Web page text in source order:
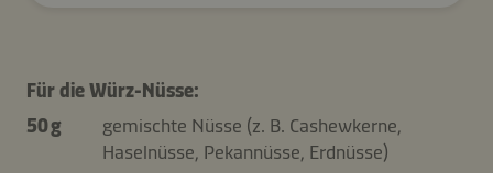
Für die Würz-Nüsse:
50 g
gemischte Nüsse (z. B. Cashewkerne,
Haselnüsse, Pekannüsse, Erdnüsse)